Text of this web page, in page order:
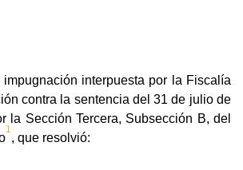
n interpuesta por la Fiscalía
contra la sentencia del 31 de julio de
la Sección Tercera, Subsección B, del
1
, que resolvió: